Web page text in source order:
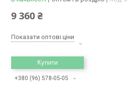
9 360 ₴
Показати оптові ціни
Купити
+380 (96) 578-05-05